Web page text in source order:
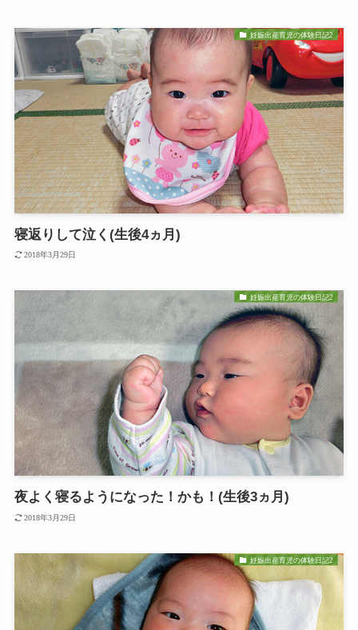
妊娠出産育児の体験日記2
寝返りして泣く(生後4ヵ月)
2018年3月29日
妊娠出産育児の体験日記2
夜よく寝るようになった！かも！(生後3ヵ月)
2018年3月29日
妊娠出産育児の体験日記2